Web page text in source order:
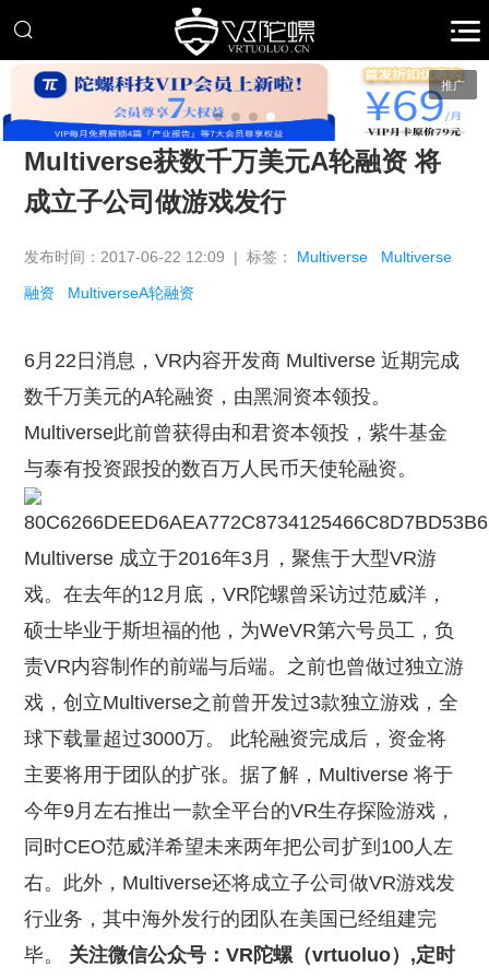
推广
Multiverse获数千万美元A轮融资 将
成立子公司做游戏发行
发布时间：2017-06-22 12:09 | 标签： Multiverse Multiverse
融资 MultiverseA轮融资
6月22日消息，VR内容开发商 Multiverse 近期完成
数千万美元的A轮融资，由黑洞资本领投。
Multiverse此前曾获得由和君资本领投，紫牛基金
与泰有投资跟投的数百万人民币天使轮融资。
Multiverse 成立于2016年3月，聚焦于大型VR游
戏。在去年的12月底，VR陀螺曾采访过范威洋，
硕士毕业于斯坦福的他，为WeVR第六号员工，负
责VR内容制作的前端与后端。之前也曾做过独立游
戏，创立Multiverse之前曾开发过3款独立游戏，全
球下载量超过3000万。 此轮融资完成后，资金将
主要将用于团队的扩张。据了解，Multiverse 将于
今年9月左右推出一款全平台的VR生存探险游戏，
同时CEO范威洋希望未来两年把公司扩到100人左
右。此外，Multiverse还将成立子公司做VR游戏发
行业务，其中海外发行的团队在美国已经组建完
毕。 关注微信公众号：VR陀螺（vrtuoluo）,定时